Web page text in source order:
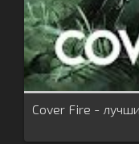
Cover Fire -